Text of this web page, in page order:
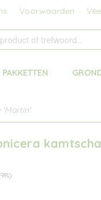
Voorwaarden
PAKKETTEN
'Martin'